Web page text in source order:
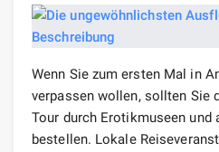
Wenn Sie zum ersten Mal in
verpassen wollen, sollten Sie
Tour durch Erotikmuseen und
bestellen. Lokale